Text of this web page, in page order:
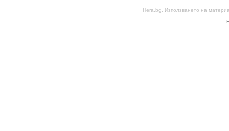
Hera.bg. Използването на